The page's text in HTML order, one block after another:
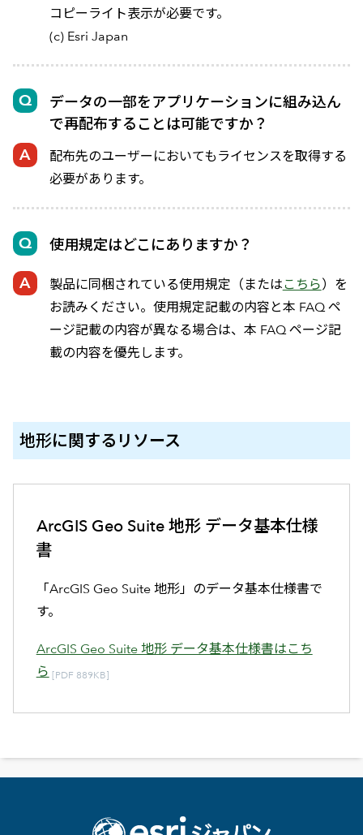
コピーライト表示が必要です。
(c) Esri Japan
データの一部をアプリケーションに組み込ん
で再配布することは可能ですか？
配布先のユーザーにおいてもライセンスを取得する
必要があります。
使用規定はどこにありますか？
製品に同梱されている使用規定（または こちら）を
お読みください。使用規定記載の内容と本 FAQ ペ
ージ記載の内容が異なる場合は、本 FAQ ページ記
載の内容を優先します。
地形に関するリソース
ArcGIS Geo Suite 地形 データ基本仕様
書
「ArcGIS Geo Suite 地形」のデータ基本仕様書で
す。
ArcGIS Geo Suite 地形 データ基本仕様書はこち
ら[PDF 889KB]